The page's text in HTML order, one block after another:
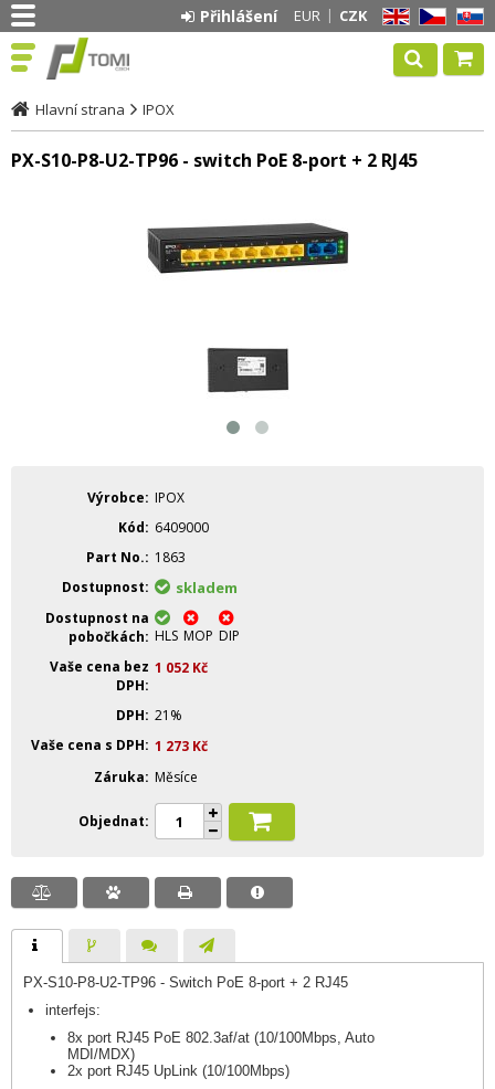
EN CZ SK
EUR CZK
Přihlášení
Hlavní strana IPOX
PX-S10-P8-U2-TP96 - switch PoE 8-port + 2 RJ45
Výrobce
IPOX
Kód
6409000
Part No.
1863
Dostupnost
skladem
Dostupnost na
pobočkách
HLS MOP DIP
Vaše cena bez
DPH
1 052 Kč
DPH 21%
Vaše cena s DPH 1 273 Kč
Záruka
Měsíce
Objednat
PX-S10-P8-U2-TP96 - Switch PoE 8-port + 2 RJ45
interfejs:
8x port RJ45 PoE 802.3af/at (10/100Mbps, Auto
MDI/MDX)
2x port RJ45 UpLink (10/100Mbps)